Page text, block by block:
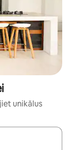
unikālus
uz augšu un